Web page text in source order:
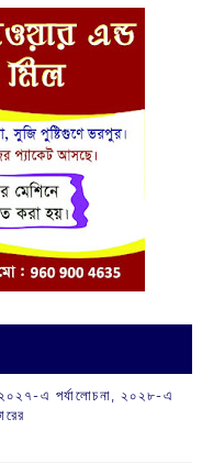
২০২৭-এ পর্যালোচনা, ২০২৮-এ